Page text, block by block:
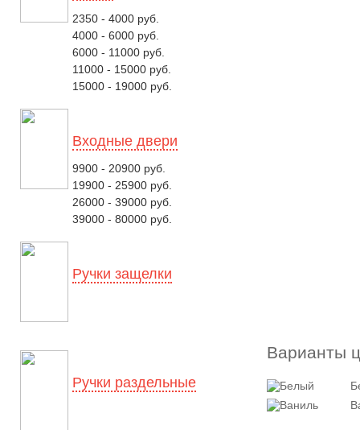
2350 - 4000 руб.
4000 - 6000 руб.
6000 - 11000 руб.
11000 - 15000 руб.
15000 - 19000 руб.
Входные двери
9900 - 20900 руб.
19900 - 25900 руб.
26000 - 39000 руб.
39000 - 80000 руб.
Ручки защелки
Ручки раздельные
Варианты